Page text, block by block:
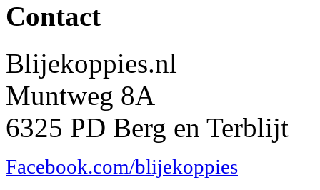
Contact
Blijekoppies.nl
Muntweg 8A
6325 PD Berg en Terblijt
Facebook.com/blijekoppies